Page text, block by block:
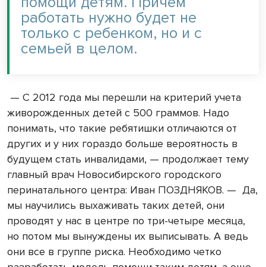
работать нужно будет не
только с ребенком, но и с
семьей в целом.
— С 2012 года мы перешли на критерий учета
живорожденных детей с 500 граммов. Надо
понимать, что такие ребятишки отличаются от
других и у них гораздо больше вероятность в
будущем стать инвалидами, — продолжает тему
главный врач Новосибирского городского
перинатального центра: Иван ПОЗДНЯКОВ. — Да,
мы научились выхаживать таких детей, они
проводят у нас в центре по три-четыре месяца,
но потом мы вынуждены их выписывать. А ведь
они все в группе риска. Необходимо четко